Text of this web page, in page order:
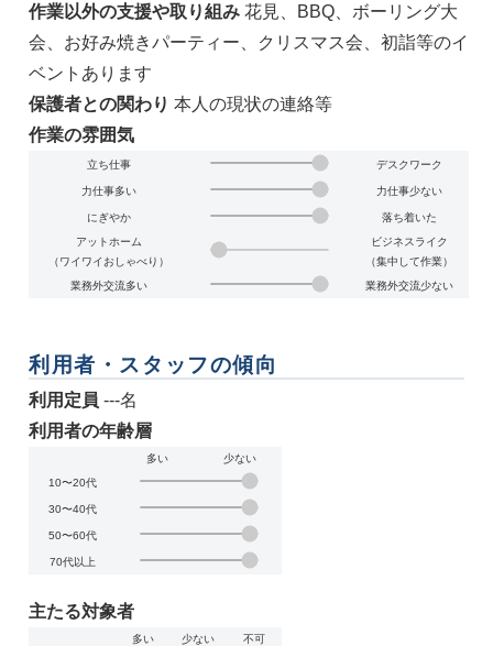
作業以外の支援や取り組み 花見、BBQ、ボーリング大
会、お好み焼きパーティー、クリスマス会、初詣等のイ
ベントあります
保護者との関わり 本人の現状の連絡等
作業の雰囲気
立ち仕事 デスクワーク
力仕事多い 力仕事少ない
にぎやか
落ち着いた
アットホーム
（ワイワイおしゃべり）
ビジネスライク
（集中して作業）
業務外交流多い
業務外交流少ない
利用者・スタッフの傾向
利用定員 ---名
利用者の年齢層
多い
少ない
10〜20代
30〜40代
50〜60代
70代以上
主たる対象者
多い 少ない
不可